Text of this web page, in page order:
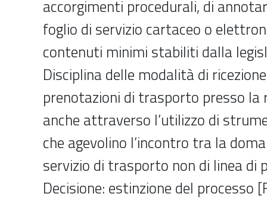
accorgimenti procedurali, di
foglio di servizio cartaceo o
contenuti minimi stabiliti dalla
Disciplina delle modalità di
prenotazioni di trasporto presso la
anche attraverso l’utilizzo di
che agevolino l’incontro tra la
servizio di trasporto non di linea di
Decisione: estinzione del processo